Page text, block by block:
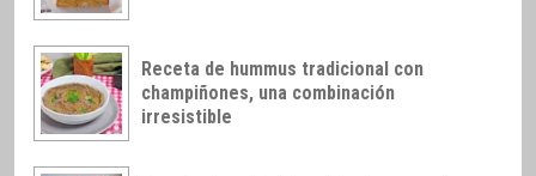
Receta de hummus tradicional con
champiñones, una combinación
irresistible